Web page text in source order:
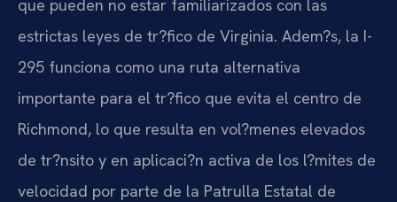
que pueden no estar familiarizados con las
estrictas leyes de tr?fico de Virginia. Adem?s, la I-
295 funciona como una ruta alternativa
importante para el tr?fico que evita el centro de
Richmond, lo que resulta en vol?menes elevados
de tr?nsito y en aplicaci?n activa de los l?mites de
velocidad por parte de la Patrulla Estatal de